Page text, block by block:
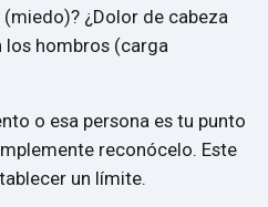
¿Dolor de cabeza
los hombros (carga
o esa persona es tu punto
reconócelo. Este
un límite.